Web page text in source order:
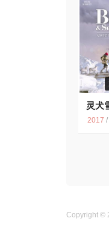
灵犬
2017
Copyright ©